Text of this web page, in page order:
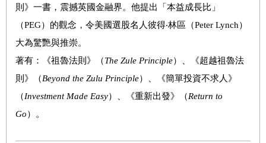
則》一書，震撼英國金融界。他提出「本益成長比」
（PEG）的觀念，令美國選股名人彼得‧林區（Peter Lynch）
大為驚艷與推崇。
著有：《祖魯法則》（The Zule Principle）、《超越祖魯法
則》（Beyond the Zulu Principle）、《簡單投資不求人》
（Investment Made Easy）、《重新出發》（Return to
Go）。